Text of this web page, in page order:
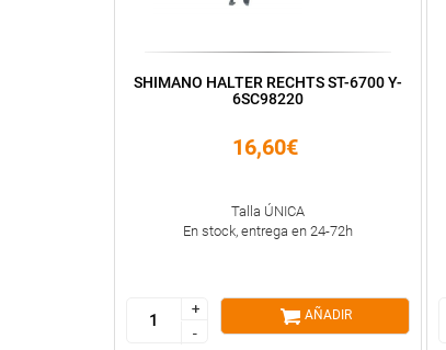
SHIMANO HALTER RECHTS ST-6700 Y-
6SC98220
16,60€
Talla ÚNICA
En stock, entrega en 24-72h
+
-
+
-
AÑADIR